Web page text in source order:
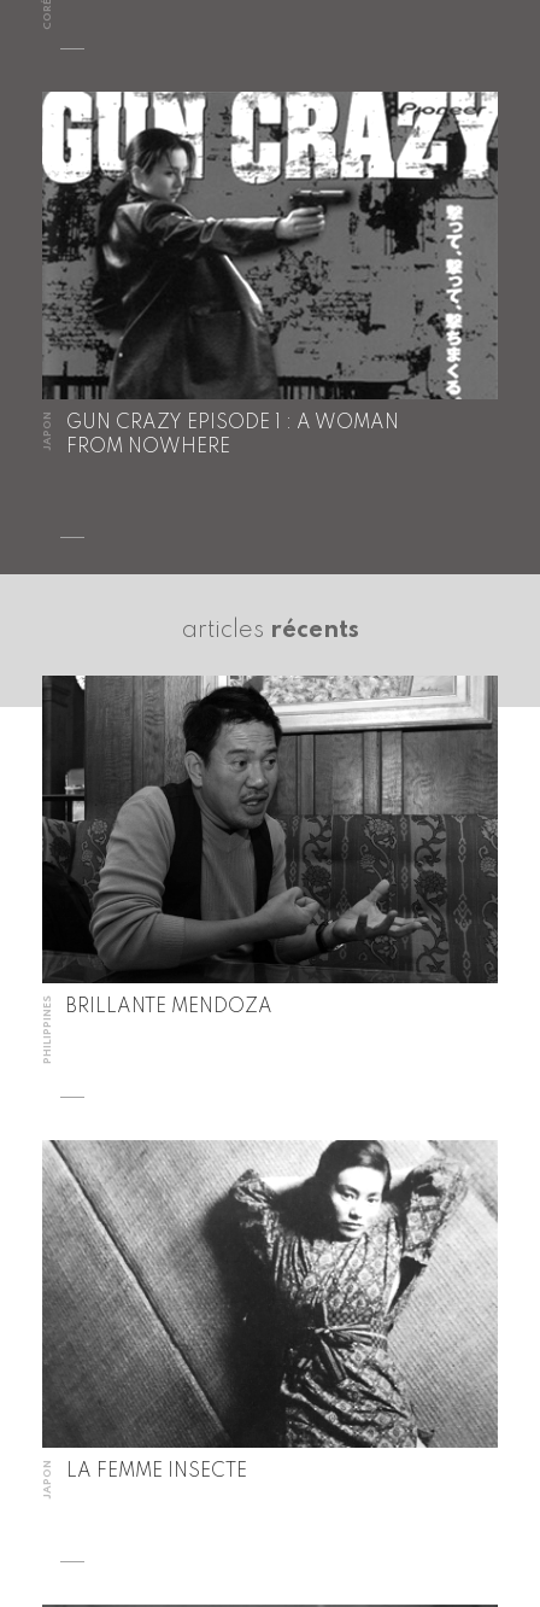
JAPON
GUN CRAZY EPISODE 1 : A WOMAN
FROM NOWHERE
articles récents
PHILIPPINES BRILLANTE MENDOZA
JAPON LA FEMME INSECTE